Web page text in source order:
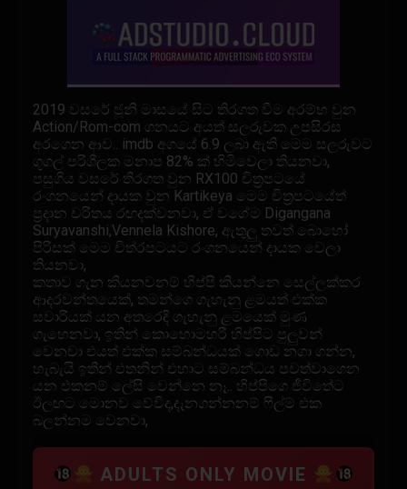
2019 වසරේ ජූනි මාසයේ සිට තිරගත වීම අරම්භ වුන
Action/Rom-com ගනයට අයත් සලරුවක උපසිරස
අරගෙන ආව.. imdb අගයේ 6.9 ලබා ඇති මෙම සලරුවට
ගූගල් පරිශීලක මනාප 82% ක් හිමිවෙලා තියනවා,
පසුගිය වසරේ තිරගත වුන RX100 චිත්‍රපටයේ
රංගනයෙන් දායක වුන Kartikeya මෙම චිත්‍රපටයේත්
ප්‍රදාන චරිතය රඟදක්වනවා, ඒ වගේම Digangana
Suryavanshi,Vennela Kishore, ඇතුලු තවත් බොහෝ
පිරිසක් මෙම චිත්රපටයට රංගනයෙන් දායක වෙලා
තියනවා,
කතාව ගැන කියනවනම් හිප්පි කියන්නෙ සෙල්ලක්කර
ආදරවන්තයෙක්, තමන්ගෙ ගැහැනු ළමයත් එක්ක
සවාරියක් යන අතරෙදි ගැහැනු ළමයෙක් මුණ
ගැහෙනවා, ඉතින් කොහොමහරි හිප්පිට පුලුවන්
වෙනවා එයත් එක්ක සම්බන්ධයක් ගොඩ නගා ගන්න,
හැබැයි ඉතින් එතනින් එහාට සම්බන්ධය පවත්වාගෙන
යන එකනම් ලේසි වෙන්නෙ නෑ.. හිප්පිගෙ ජීවිතේට
ඊලඟට මොනව වේවිද,දැනගන්නනම් ෆිල්ම් එක
බලන්නම වෙනවා,
ADULTS ONLY MOVIE